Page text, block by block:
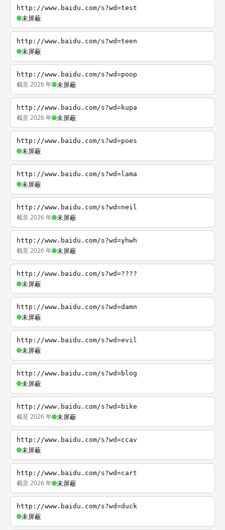
http://www.baidu.com/s?wd=test
未屏蔽
http://www.baidu.com/s?wd=teen
未屏蔽
http://www.baidu.com/s?wd=poop
截至 2026 年 未屏蔽
http://www.baidu.com/s?wd=kupa
截至 2026 年 未屏蔽
http://www.baidu.com/s?wd=poes
未屏蔽
http://www.baidu.com/s?wd=lama
未屏蔽
http://www.baidu.com/s?wd=neil
截至 2026 年 未屏蔽
http://www.baidu.com/s?wd=yhwh
截至 2026 年 未屏蔽
http://www.baidu.com/s?wd=????
未屏蔽
http://www.baidu.com/s?wd=damn
未屏蔽
http://www.baidu.com/s?wd=evil
未屏蔽
http://www.baidu.com/s?wd=blog
未屏蔽
http://www.baidu.com/s?wd=bike
截至 2026 年 未屏蔽
http://www.baidu.com/s?wd=ccav
未屏蔽
http://www.baidu.com/s?wd=cart
截至 2026 年 未屏蔽
http://www.baidu.com/s?wd=duck
未屏蔽